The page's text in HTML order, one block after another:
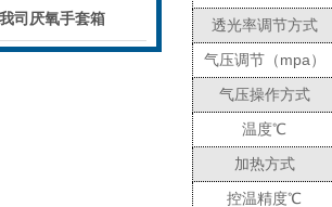
司厌氧手套箱
透光率调节方式
气压调节（mpa）
气压操作方式
温度℃
加热方式
控温精度℃